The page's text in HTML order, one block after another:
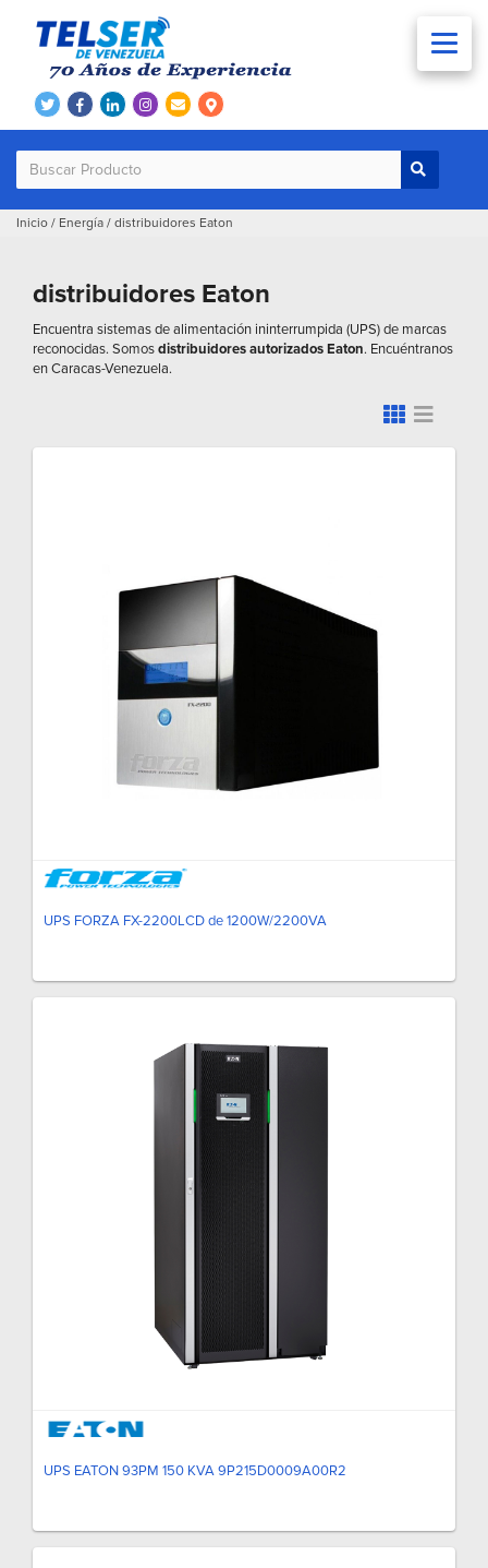
Inicio / Energía / distribuidores Eaton
distribuidores Eaton
Encuentra sistemas de alimentación ininterrumpida (UPS) de marcas
reconocidas. Somosdistribuidores autorizados Eaton. Encuéntranos
en Caracas-Venezuela.
UPS FORZA FX-2200LCD de 1200W/2200VA
UPS EATON 93PM 150 KVA 9P215D0009A00R2